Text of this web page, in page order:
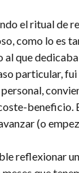
el ritual de
como lo es
al que
particular,
beneficio.
(o
reflexionar